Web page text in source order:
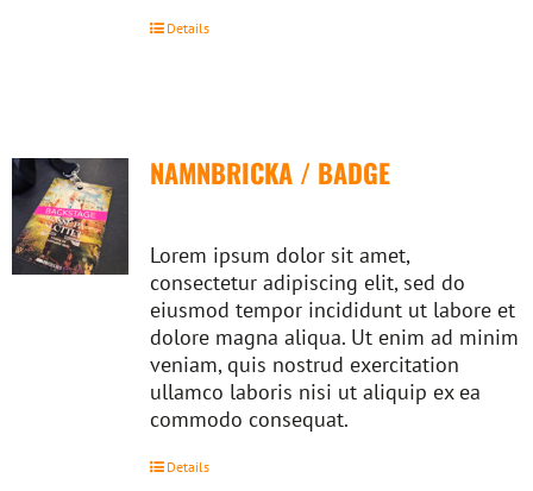
Details
NAMNBRICKA / BADGE
Lorem ipsum dolor sit amet,
consectetur adipiscing elit, sed do
eiusmod tempor incididunt ut labore et
dolore magna aliqua. Ut enim ad minim
veniam, quis nostrud exercitation
ullamco laboris nisi ut aliquip ex ea
commodo consequat.
Details